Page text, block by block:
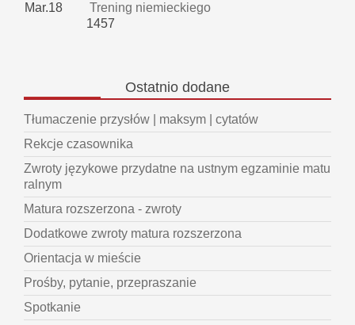
Mar.18
Trening niemieckiego
1457
Ostatnio dodane
Tłumaczenie przysłów | maksym | cytatów
Rekcje czasownika
Zwroty językowe przydatne na ustnym egzaminie matu
ralnym
Matura rozszerzona - zwroty
Dodatkowe zwroty matura rozszerzona
Orientacja w mieście
Prośby, pytanie, przepraszanie
Spotkanie